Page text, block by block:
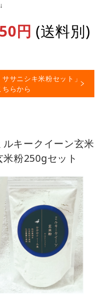
↓
円 (送料別)
サニシキ米粉セット」
らから
キークイーン玄米
粉250gセット